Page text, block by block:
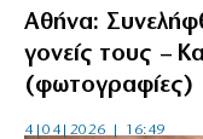
Αθήνα:
γονείς τους –
(φωτογραφίες)
4|04|2026 | 16:49